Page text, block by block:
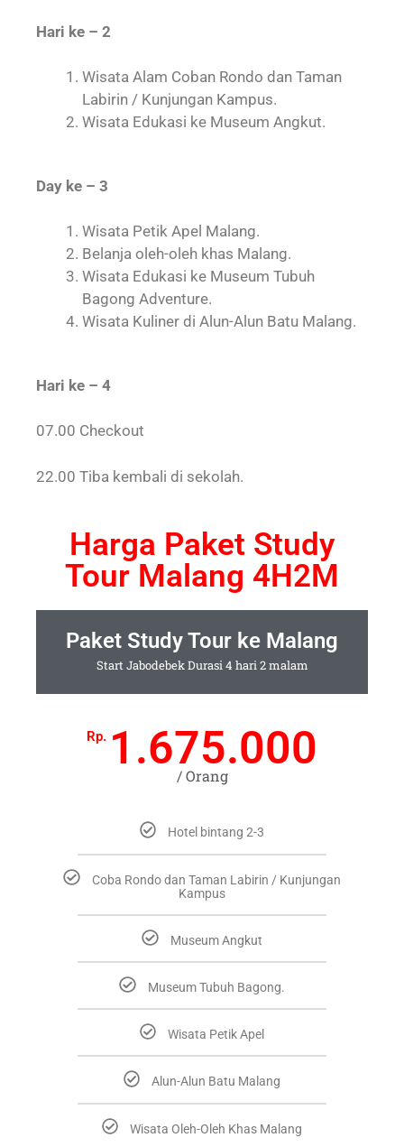
Hari ke – 2
Wisata Alam Coban Rondo dan Taman
Labirin / Kunjungan Kampus.
Wisata Edukasi ke Museum Angkut.
Day ke – 3
Wisata Petik Apel Malang.
Belanja oleh-oleh khas Malang.
Wisata Edukasi ke Museum Tubuh
Bagong Adventure.
Wisata Kuliner di Alun-Alun Batu Malang.
Hari ke – 4
07.00 Checkout
22.00 Tiba kembali di sekolah.
Harga Paket Study
Tour Malang 4H2M
Paket Study Tour ke Malang
Start Jabodebek Durasi 4 hari 2 malam
Rp. 1.675.000
/ Orang
Hotel bintang 2-3
Coba Rondo dan Taman Labirin / Kunjungan
Kampus
Museum Angkut
Museum Tubuh Bagong.
Wisata Petik Apel
Alun-Alun Batu Malang
Wisata Oleh-Oleh Khas Malang